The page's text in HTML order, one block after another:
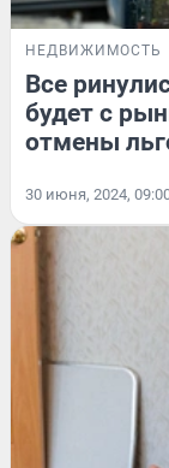
НЕДВИЖИМОСТЬ
Все
будет с
отмены
30 июня, 2024,